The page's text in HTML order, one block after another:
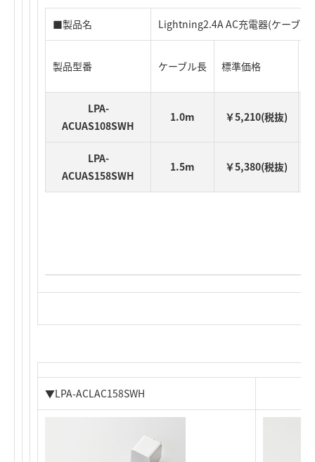
■製品名 Lightning2.4A AC充電器(ケーブル
製品型番 ケーブル長 標準価格
LPA-
ACUAS108SWH
1.0m ￥5,210(税抜)
LPA-
ACUAS158SWH
1.5m ￥5,380(税抜)
▼LPA-ACLAC158SWH